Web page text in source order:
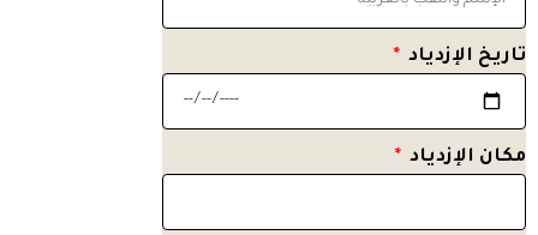
تاريخ الإزدياد
مكان الإزدياد